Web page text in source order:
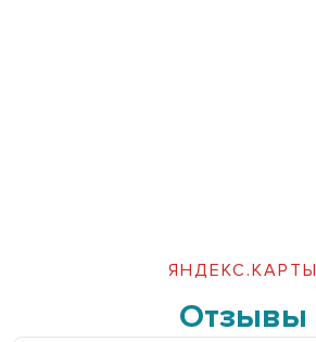
ЯНДЕКС.КАРТЫ
Отзывы